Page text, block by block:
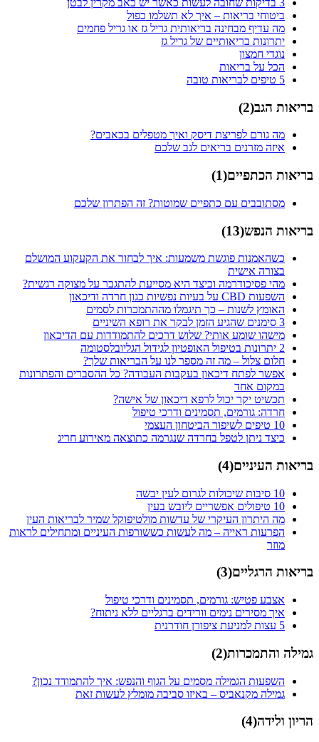
3 בדיקות שחובה לעשות כאשר יש כאב מקרין לבטן
ביטוחי בריאות – איך לא תשלמו כפול
מה עדיף מבחינה בריאותית גריל גז או גריל פחמים
יתרונות בריאותיים של גריל גז
נוגדי חמצון
הכל על בריאות
5 טיפים לבריאות טובה
בריאות הגב(
2
)
מה גורם לפריצת דיסק ואיך מטפלים בכאבים?
איזה מזרנים בריאים לגב שלכם
בריאות הכתפיים(
1
)
מסתובבים עם כתפיים שמוטות? זה הפתרון שלכם
בריאות הנפש(
13
)
כשהאמנות פוגשת משמעות: איך לבחור את הקעקוע המושלם
בצורה אישית
מהי פסיכודרמה וכיצד היא מסייעת להתגבר על מצוקה רגשית?
השפעות CBD על בעיות נפשיות כגון חרדה ודיכאון
האומץ לשנות – כך תיגמלו מההתמכרות לסמים
3 סימנים שהגיע הזמן לבקר את רופא השיניים
מישהו שומע אותי? שלוש דרכים להתמודדות עם הדיכאון
2 יתרונות בטיפול האופטיון לגידול הגליובלסטומה
חלום צלול – מה זה מספר לנו על הבריאות שלך?
אפשר לפתח דיכאון בעקבות העבודה? כל ההסברים והפתרונות
במקום אחד
תכשיט יקר יכול לרפא דיכאון של אישה?
חרדה: גורמים, תסמינים ודרכי טיפול
10 טיפים לשיפור הביטחון העצמי
כיצד ניתן לטפל בחרדה שנגרמה כתוצאה מאירוע חריג
בריאות העיניים(
4
)
10 סיבות שיכולות לגרום לעין יבשה
10 טיפולים אפשריים ליובש בעין
מה היתרון העיקרי של עדשות מולטיפוקל שמיר לבריאות העין
הפרעות ראייה – מה לעשות כששורפות העיניים ומתחילים לראות
מוזר
בריאות הרגליים(
3
)
אצבע פטיש: גורמים, תסמינים ודרכי טיפול
איך מסירים נימים וורידים ברגליים ללא ניתוח?
5 עצות למניעת ציפורן חודרנית
גמילה והתמכרות(
2
)
השפעות הגמילה מסמים על הגוף והנפש: איך להתמודד נכון?
גמילה מקנאביס – באיזו סביבה מומלץ לעשות זאת
הריון ולידה(
4
)